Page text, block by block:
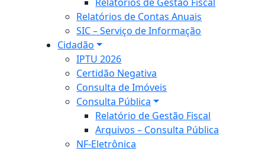
Relatórios de Contas Anuais
SIC – Serviço de Informação
Cidadão
IPTU 2026
Certidão Negativa
Consulta de Imóveis
Consulta Pública
Relatório de Gestão Fiscal
Arquivos – Consulta Pública
NF-Eletrônica